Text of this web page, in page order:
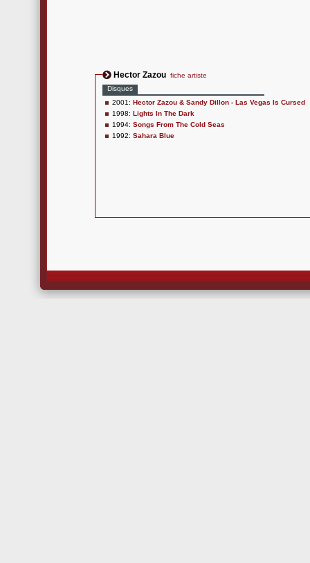
Hector Zazou fiche artiste
Disques
2001: Hector Zazou & Sandy Dillon - Las Vegas Is Cursed
1998: Lights In The Dark
1994: Songs From The Cold Seas
1992: Sahara Blue